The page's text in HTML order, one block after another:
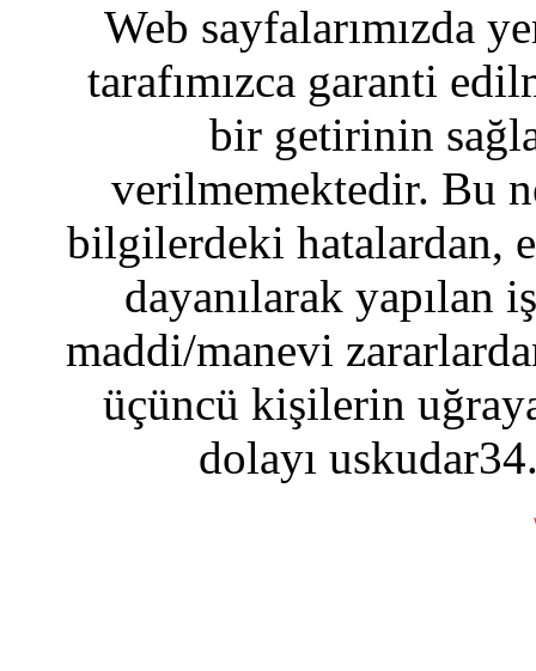
Web sayfalarımızda
tarafımızca garanti
bir getirinin
verilmemektedir. Bu
bilgilerdeki hatalardan,
dayanılarak yapılan
maddi/manevi
üçüncü kişilerin
dolayı